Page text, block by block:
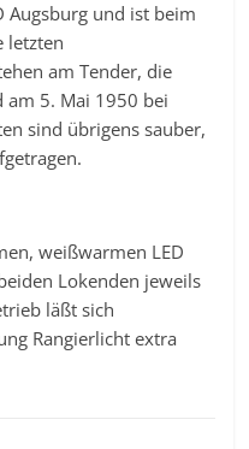
Augsburg und ist beim
letzten
am Tender, die
am 5. Mai 1950 bei
sind übrigens sauber,
weißwarmen LED
Lokenden jeweils
läßt sich
Rangierlicht extra